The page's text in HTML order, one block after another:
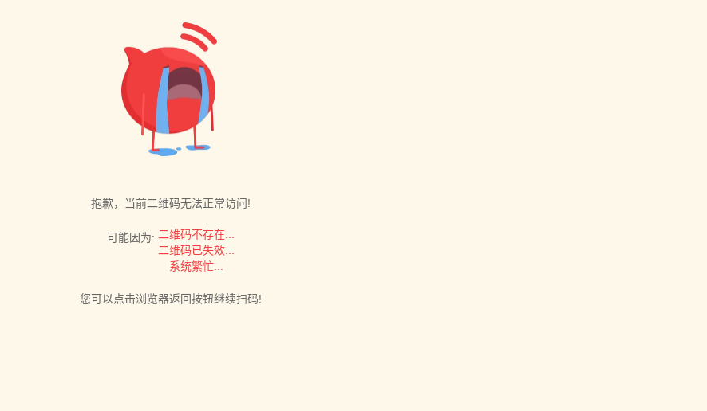
抱歉，当前二维码无法正常访问!
可能因为: 二维码不存在...
二维码已失效...
系统繁忙...
您可以点击浏览器返回按钮继续扫码!